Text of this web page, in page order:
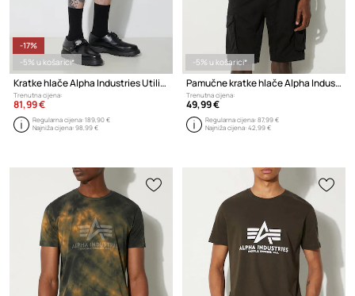
-17%
-5% u košarici*
Kratke hlače Alpha Industries Utility UV
Trenutna cijena:
81,99 €
Regularna cijena:189,90 €
Najniža cijena:98,99 €
-5% u košarici*
Pamučne kratke hlače Alpha Industries
Trenutna cijena:
49,99 €
Regularna cijena:87,99 €
Najniža cijena:42,99 €